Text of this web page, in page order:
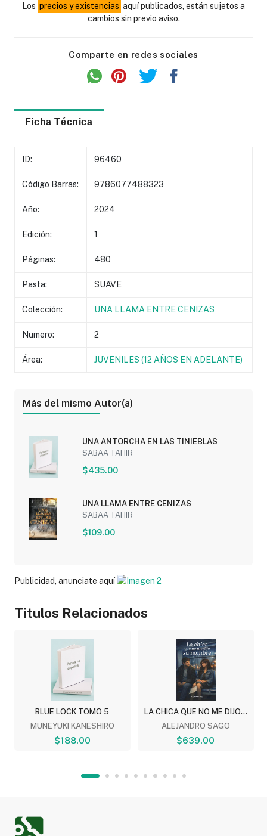
Los precios y existencias aquí publicados, están sujetos a
cambios sin previo aviso.
Comparte en redes sociales
Ficha Técnica
ID: 96460
Código Barras: 9786077488323
Año: 2024
Edición: 1
Páginas: 480
Pasta: SUAVE
Colección: UNA LLAMA ENTRE CENIZAS
Numero: 2
Área: JUVENILES (12 AÑOS EN ADELANTE)
Más del mismo Autor(a)
UNA ANTORCHA EN LAS TINIEBLAS
SABAA TAHIR
$435.00
UNA LLAMA ENTRE CENIZAS
SABAA TAHIR
$109.00
Publicidad, anunciate aquí
Titulos Relacionados
BLUE LOCK TOMO 5
MUNEYUKI KANESHIRO
$188.00
LA CHICA QUE NO ME DIJO...
ALEJANDRO SAGO
$639.00